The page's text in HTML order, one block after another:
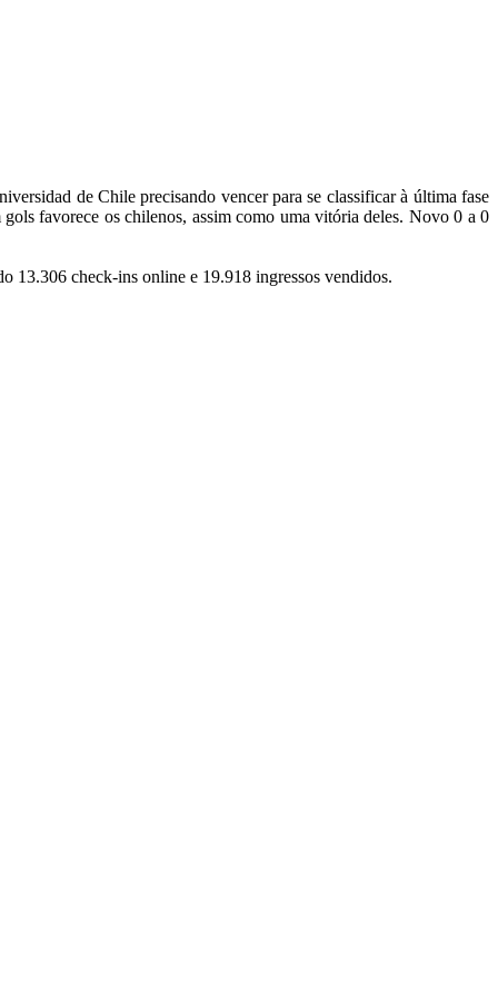
de Chile precisando vencer para se classificar à última fase
favorece os chilenos, assim como uma vitória deles. Novo 0 a 0
13.306 check-ins online e 19.918 ingressos vendidos.